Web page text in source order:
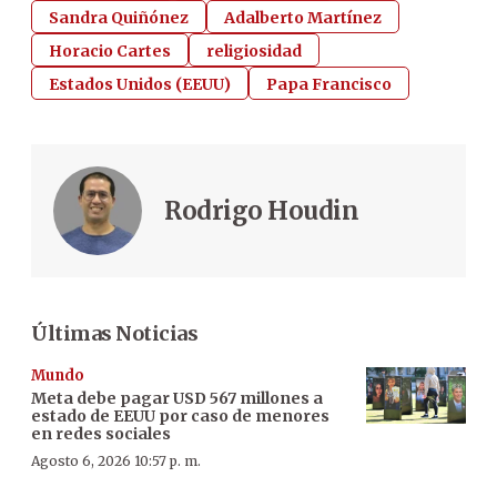
Sandra Quiñónez
Adalberto Martínez
Horacio Cartes
religiosidad
Estados Unidos (EEUU)
Papa Francisco
Rodrigo Houdin
Últimas Noticias
Mundo
Meta debe pagar USD 567 millones a
estado de EEUU por caso de menores
en redes sociales
Agosto 6, 2026 10:57 p. m.